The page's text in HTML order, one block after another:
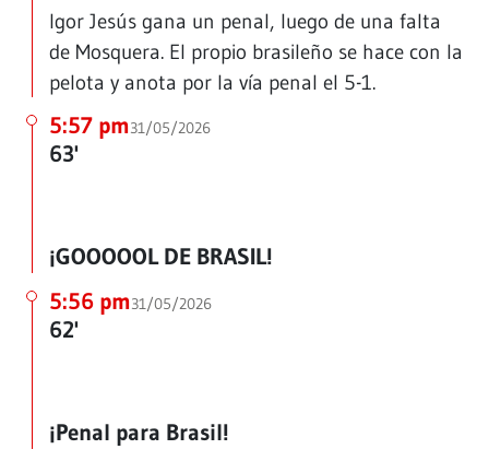
Igor Jesús gana un penal, luego de una falta
de Mosquera. El propio brasileño se hace con la
pelota y anota por la vía penal el 5-1.
5:57 pm31/05/2026
63'
¡GOOOOOL DE BRASIL!
5:56 pm31/05/2026
62'
¡Penal para Brasil!